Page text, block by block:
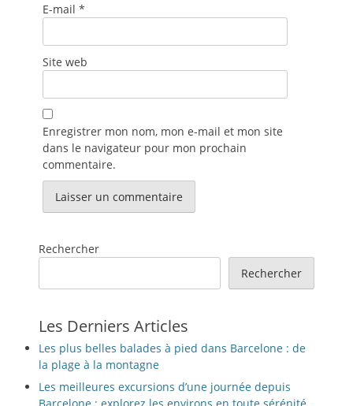
E-mail *
Site web
Enregistrer mon nom, mon e-mail et mon site
dans le navigateur pour mon prochain
commentaire.
Rechercher
Rechercher
Les Derniers Articles
Les plus belles balades à pied dans Barcelone : de
la plage à la montagne
Les meilleures excursions d’une journée depuis